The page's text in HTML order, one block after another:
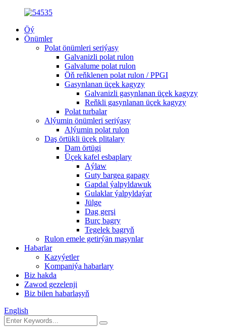
Öý
Önümler
Polat önümleri seriýasy
Galvanizli polat rulon
Galvalume polat rulon
Öň reňklenen polat rulon / PPGI
Gasynlanan üçek kagyzy
Galvanizli gasynlanan üçek kagyzy
Reňkli gasynlanan üçek kagyzy
Polat turbalar
Alýumin önümleri seriýasy
Alýumin polat rulon
Daş örtükli üçek plitalary
Dam örtügi
Üçek kafel esbaplary
Aýlaw
Guty bargea gapagy
Gapdal ýalpyldawuk
Gulaklar ýalpyldaýar
Jülge
Dag gerşi
Burç bagry
Tegelek bagryň
Rulon emele getirýän maşynlar
Habarlar
Kazyýetler
Kompaniýa habarlary
Biz hakda
Zawod gezelenji
Biz bilen habarlaşyň
English